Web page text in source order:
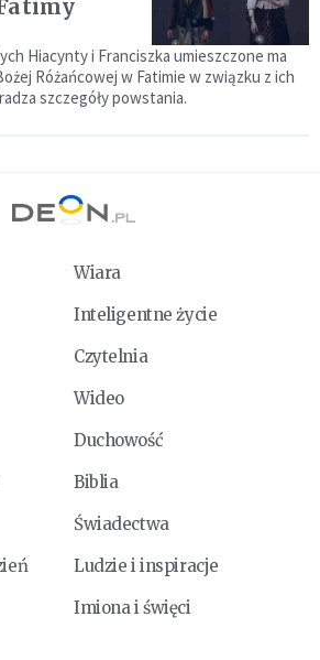
Hiacynty i Franciszka umieszczone ma
Różańcowej w Fatimie w związku z ich
szczegóły powstania.
Wiara
Inteligentne życie
Czytelnia
Wideo
Duchowość
Biblia
Świadectwa
Ludzie i inspiracje
Imiona i święci